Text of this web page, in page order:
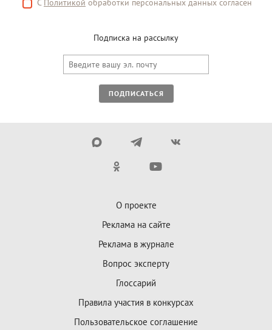
Подписка на рассылку
ПОДПИСАТЬСЯ
О проекте
Реклама на сайте
Реклама в журнале
Вопрос эксперту
Глоссарий
Правила участия в конкурсах
Пользовательское соглашение